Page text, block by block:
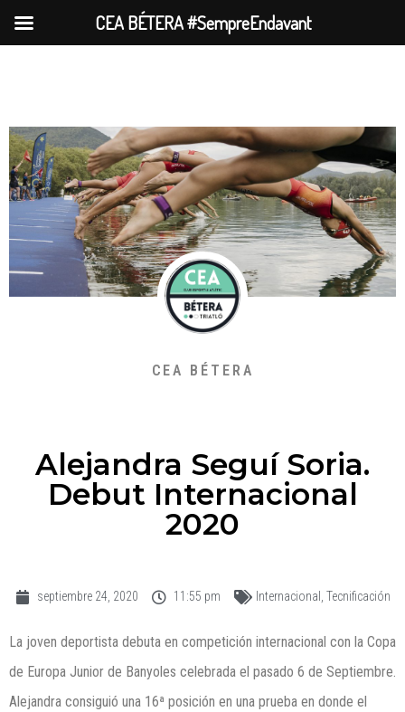
CEA BÉTERA
Alejandra Seguí Soria.
Debut Internacional
2020
septiembre 24, 2020 11:55 pm Internacional , Tecnificación
La joven deportista debuta en competición internacional con la Copa
de Europa Junior de Banyoles celebrada el pasado 6 de Septiembre.
Alejandra consiguió una 16ª posición en una prueba en donde el
CEA BÉTERA #SempreEndavant